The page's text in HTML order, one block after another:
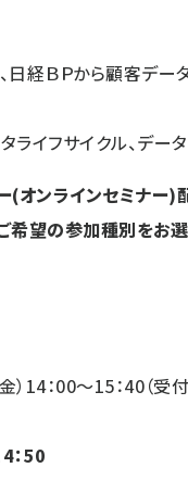
日経ＢＰから顧客デ
イフサイクル、デー
(オンラインセミナー)
希望の参加種別をお選
） 14：00～15：40（受
：50